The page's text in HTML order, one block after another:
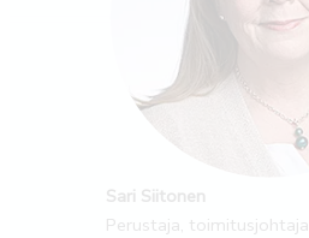
Sari Siitonen
Perustaja, toimitusjohtaja